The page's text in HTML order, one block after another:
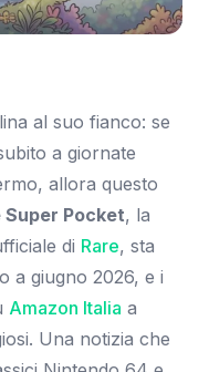
al suo fianco: se
a giornate
allora questo
Super Pocket, la
di Rare, sta
a giugno 2026, e i
Amazon Italia a
Una notizia che